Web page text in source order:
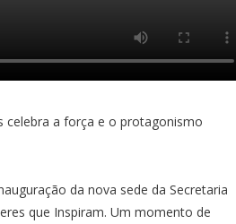
celebra a força e o protagonismo
da nova sede da Secretaria
que Inspiram. Um momento de